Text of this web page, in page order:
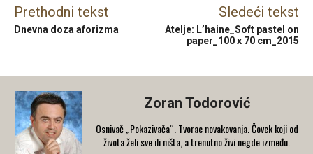
Prethodni tekst
Dnevna doza aforizma
Sledeći tekst
Atelje: L’haine_Soft pastel on
paper_100 x 70 cm_2015
Zoran Todorović
Osnivač „Pokazivača“. Tvorac novakovanja. Čovek koji od
života želi sve ili ništa, a trenutno živi negde između.